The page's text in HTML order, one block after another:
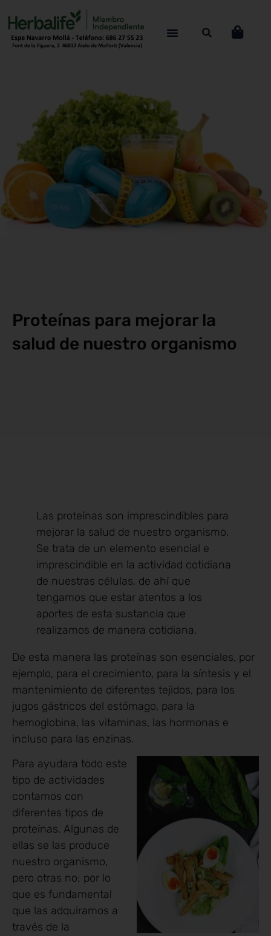
Proteínas para mejorar la
salud de nuestro organismo
Las proteínas son imprescindibles para
mejorar la salud de nuestro organismo.
Se trata de un elemento esencial e
imprescindible en la actividad cotidiana
de nuestras células, de ahí que
tengamos que estar atentos a los
aportes de esta sustancia que
realizamos de manera cotidiana.
De esta manera las proteínas son esenciales, por
ejemplo, para el crecimiento, para la síntesis y el
mantenimiento de diferentes tejidos, para los
jugos gástricos del estómago, para la
hemoglobina, las vitaminas, las hormonas e
incluso para las enzinas.
Para ayudara todo este
tipo de actividades
contamos con
diferentes tipos de
proteínas. Algunas de
ellas se las produce
nuestro organismo,
pero otras no; por lo
que es fundamental
que las adquiramos a
través de la